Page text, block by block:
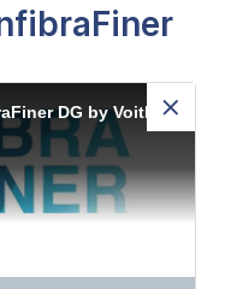
Next Generation Refining: InfibraFiner DG by Voith Paper